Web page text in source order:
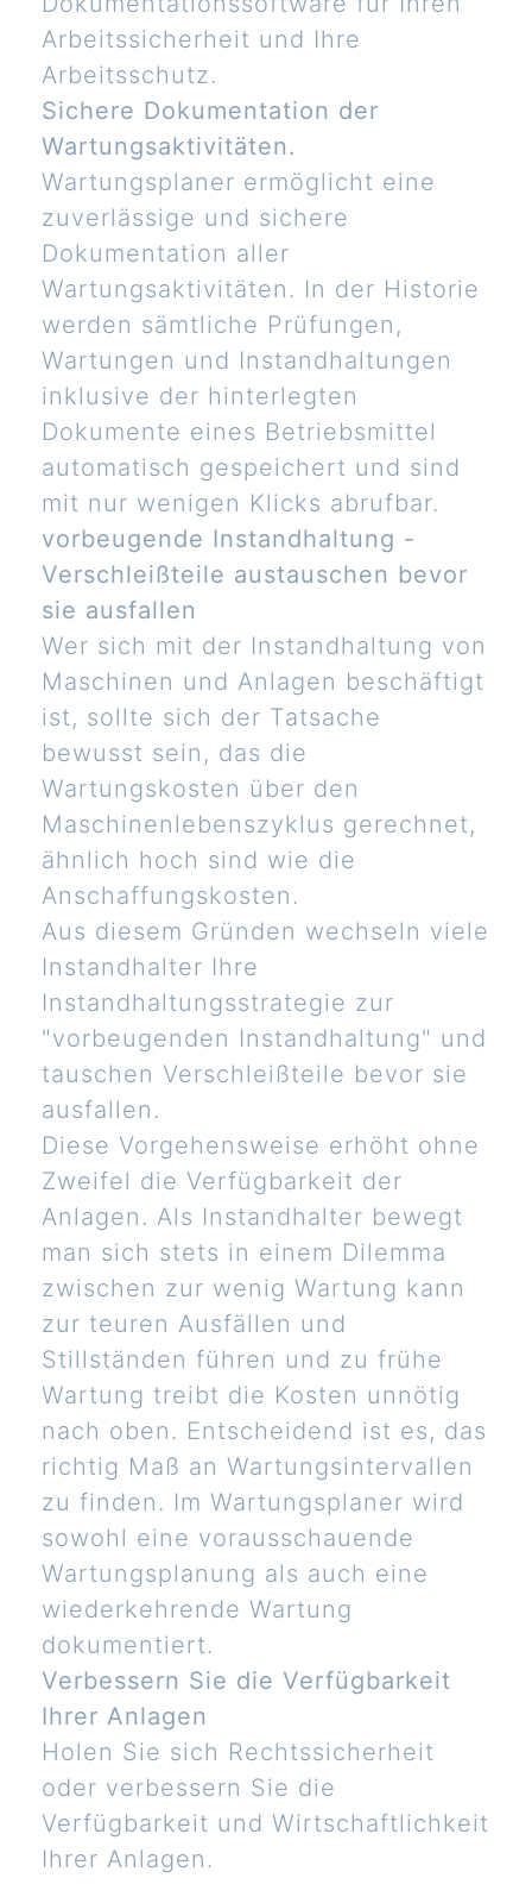
Arbeitssicherheit und Ihre
Arbeitsschutz.
Sichere Dokumentation der
Wartungsaktivitäten.
Wartungsplaner ermöglicht eine
zuverlässige und sichere
Dokumentation aller
Wartungsaktivitäten. In der Historie
werden sämtliche Prüfungen,
Wartungen und Instandhaltungen
inklusive der hinterlegten
Dokumente eines Betriebsmittel
automatisch gespeichert und sind
mit nur wenigen Klicks abrufbar.
vorbeugende Instandhaltung -
Verschleißteile austauschen bevor
sie ausfallen
Wer sich mit der Instandhaltung von
Maschinen und Anlagen beschäftigt
ist, sollte sich der Tatsache
bewusst sein, das die
Wartungskosten über den
Maschinenlebenszyklus gerechnet,
ähnlich hoch sind wie die
Anschaffungskosten.
Aus diesem Gründen wechseln viele
Instandhalter Ihre
Instandhaltungsstrategie zur
"vorbeugenden Instandhaltung" und
tauschen Verschleißteile bevor sie
ausfallen.
Diese Vorgehensweise erhöht ohne
Zweifel die Verfügbarkeit der
Anlagen. Als Instandhalter bewegt
man sich stets in einem Dilemma
zwischen zur wenig Wartung kann
zur teuren Ausfällen und
Stillständen führen und zu frühe
Wartung treibt die Kosten unnötig
nach oben. Entscheidend ist es, das
richtig Maß an Wartungsintervallen
zu finden. Im Wartungsplaner wird
sowohl eine vorausschauende
Wartungsplanung als auch eine
wiederkehrende Wartung
dokumentiert.
Verbessern Sie die Verfügbarkeit
Ihrer Anlagen
Holen Sie sich Rechtssicherheit
oder verbessern Sie die
Verfügbarkeit und Wirtschaftlichkeit
Ihrer Anlagen.